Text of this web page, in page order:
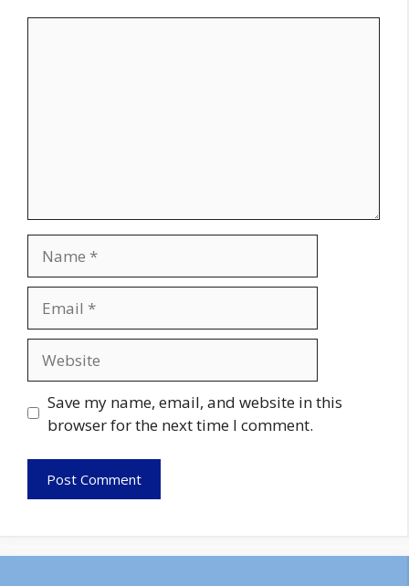
Save my name, email, and website in this
browser for the next time I comment.